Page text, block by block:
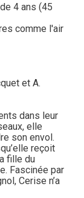
4 ans (45
comme l'air
et A.
dans leur
elle
son envol.
reçoit
fille du
Fascinée par
Cerise n’a